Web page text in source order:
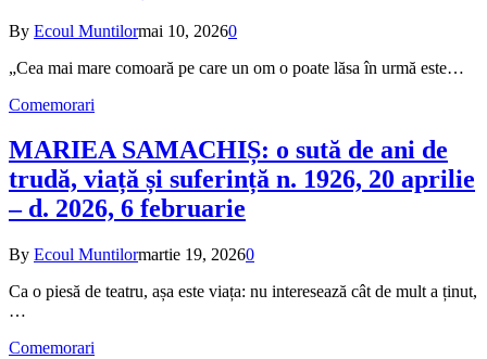
By Ecoul Muntilormai 10, 20260
„Cea mai mare comoară pe care un om o poate lăsa în urmă este…
Comemorari
MARIEA SAMACHIȘ: o sută de ani de
trudă, viață și suferință n. 1926, 20 aprilie
– d. 2026, 6 februarie
By Ecoul Muntilormartie 19, 20260
Ca o piesă de teatru, așa este viața: nu interesează cât de mult a ținut,
…
Comemorari